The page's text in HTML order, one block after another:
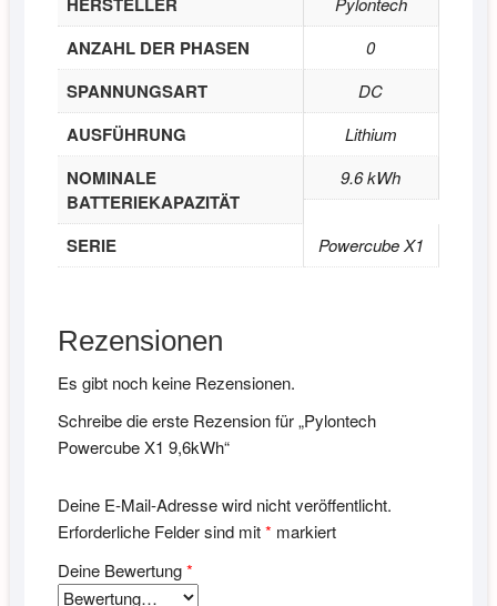
ANZAHL DER PHASEN 0
SPANNUNGSART DC
AUSFÜHRUNG Lithium
NOMINALE
BATTERIEKAPAZITÄT
9.6 kWh
SERIE Powercube X1
Rezensionen
Es gibt noch keine Rezensionen.
Schreibe die erste Rezension für „Pylontech
Powercube X1 9,6kWh“
Deine E-Mail-Adresse wird nicht veröffentlicht.
Erforderliche Felder sind mit* markiert
Deine Bewertung*